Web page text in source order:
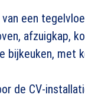
van een
afzuigkap,
bijkeuken, met
de CV-